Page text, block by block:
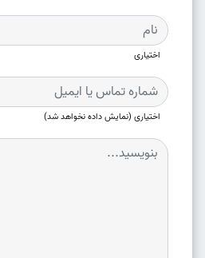
اختیاری
اختیاری (نمایش داده نخواهد شد)